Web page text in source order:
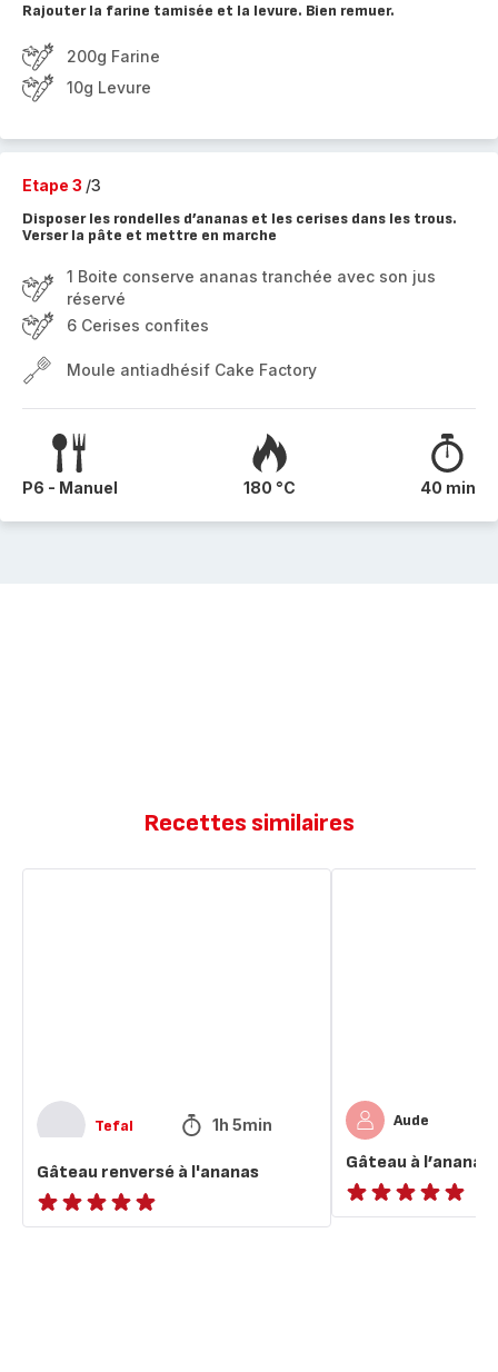
Rajouter la farine tamisée et la levure. Bien remuer.
200g Farine
10g Levure
Etape 3 /3
Disposer les rondelles d’ananas et les cerises dans les trous.
Verser la pâte et mettre en marche
1 Boite conserve ananas tranchée avec son jus
réservé
6 Cerises confites
Moule antiadhésif Cake Factory
P6 - Manuel 180 °C 40 min
Recettes similaires
Tefal 1h 5min
Gâteau renversé à l'ananas
ratings.NaN
Aude
Gâteau à l’ananas
ratings.NaN